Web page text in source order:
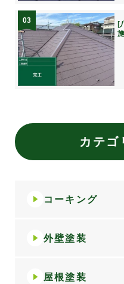
03
[
カテゴ
コーキング
外壁塗装
屋根塗装